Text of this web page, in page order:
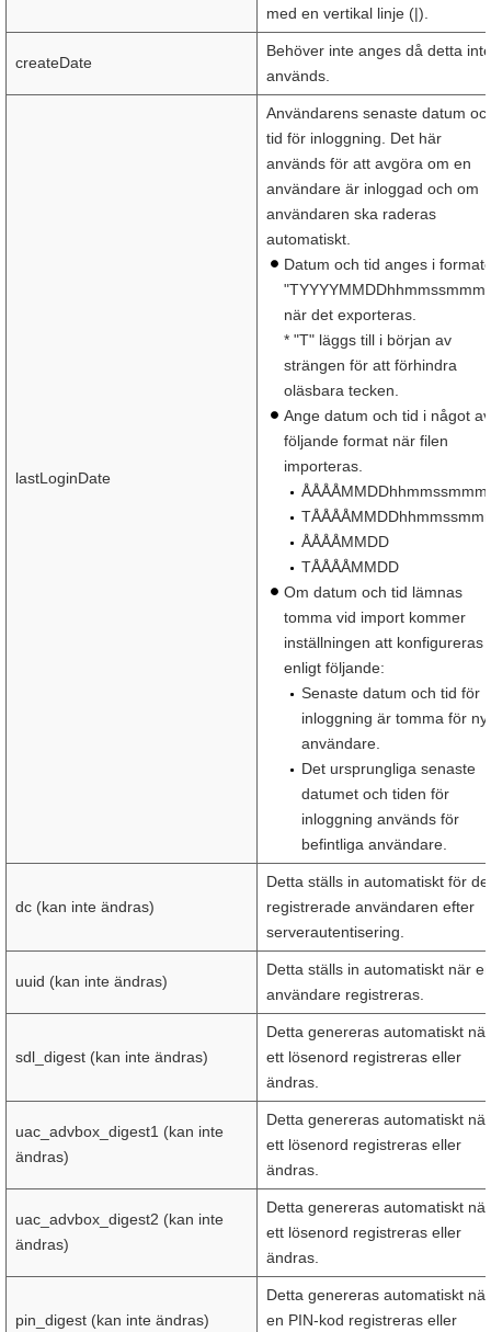
med en vertikal linje (|).
createDate
Behöver inte anges då detta inte
används.
lastLoginDate
Användarens senaste datum
tid för inloggning. Det här
används för att avgöra om en
användare är inloggad och om
användaren ska raderas
automatiskt.
Datum och tid anges i
"TYYYYMMDDhhmmssmmm"
när det exporteras.
* "T" läggs till i början av
strängen för att förhindra
oläsbara tecken.
Ange datum och tid i något av
följande format när filen
importeras.
ÅÅÅÅMMDDhhmmssmmm
ÅÅÅÅMMDD
TÅÅÅÅMMDD
Om datum och tid lämnas
tomma vid import kommer
inställningen att konfigureras
enligt följande:
Senaste datum och tid för
inloggning är tomma för
användare.
Det ursprungliga senaste
datumet och tiden för
inloggning används för
befintliga användare.
dc (kan inte ändras)
Detta ställs in automatiskt för
registrerade användaren efter
serverautentisering.
uuid (kan inte ändras)
Detta ställs in automatiskt när
användare registreras.
sdl_digest (kan inte ändras)
Detta genereras automatiskt när
ett lösenord registreras eller
ändras.
uac_advbox_digest1 (kan inte
ändras)
Detta genereras automatiskt när
ett lösenord registreras eller
ändras.
uac_advbox_digest2 (kan inte
ändras)
Detta genereras automatiskt när
ett lösenord registreras eller
ändras.
pin_digest (kan inte ändras)
Detta genereras automatiskt när
en PIN-kod registreras eller